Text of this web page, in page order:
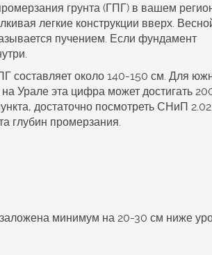
грунта (ГПГ) в вашем
легкие конструкции вверх.
пучением. Если фундамент
составляет около 140-150 см. Для
Урале эта цифра может достигать
достаточно посмотреть СНиП
глубин промерзания.
минимум на 20-30 см ниже